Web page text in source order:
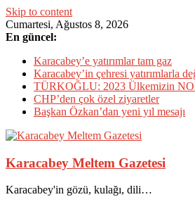
Skip to content
Cumartesi, Ağustos 8, 2026
En güncel:
Karacabey’e yatırımlar tam gaz
Karacabey’in çehresi yatırımlarla
TÜRKOĞLU: 2023 Ülkemizin
CHP’den çok özel ziyaretler
Başkan Özkan’dan yeni yıl mesajı
Karacabey Meltem Gazetesi
Karacabey'in gözü, kulağı, dili…